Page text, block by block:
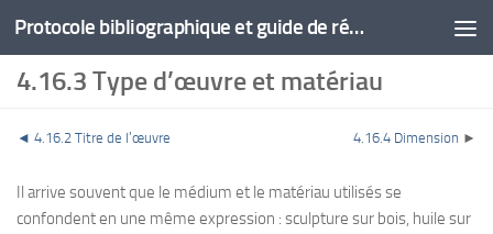
Protocole bibliographique et guide de rédaction
4.16.3 Type d’œuvre et matériau
◄ 4.16.2 Titre de l’œuvre 4.16.4 Dimension ►
Il arrive souvent que le médium et le matériau utilisés se
confondent en une même expression : sculpture sur bois, huile sur